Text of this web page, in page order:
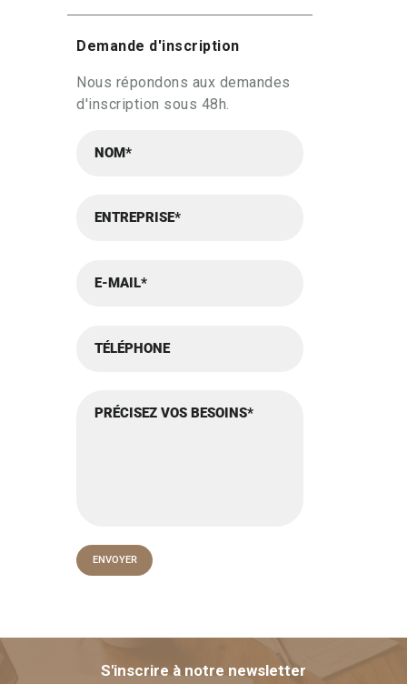
Demande d'inscription
Nous répondons aux demandes
d'inscription sous 48h.
S'inscrire à notre newsletter